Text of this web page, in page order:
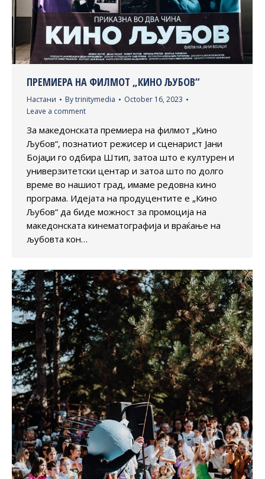
ПРЕМИЕРА НА ФИЛМОТ „КИНО ЉУБОВ“
Настани Bytrinitymedia
October 16, 2023
Leave a comment
За македонската премиера на филмот „Кино
Љубов“, познатиот режисер и сценарист Јани
Бојаџи го одбира Штип, затоа што е културен и
универзитетски центар и затоа што по долго
време во нашиот град, имаме редовна кино
програма. Идејата на продуцентите е „Кино
Љубов“ да биде можност за промоција на
македонската кинематографија и враќање на
љубовта кон…